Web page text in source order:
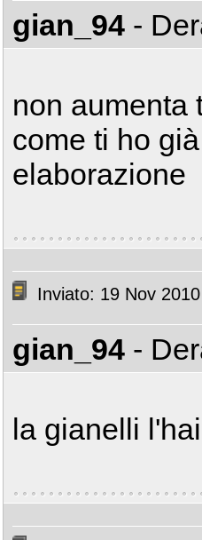
gian_94 -
non aumenta
come ti ho
elaborazione
Inviato: 19 Nov
gian_94 -
la gianelli